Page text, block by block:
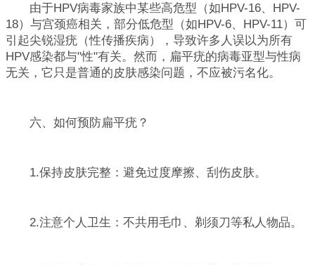
由于HPV病毒家族中某些高危型（如HPV-16、HPV-
18）与宫颈癌相关，部分低危型（如HPV-6、HPV-11）可
引起尖锐湿疣（性传播疾病），导致许多人误以为所有
HPV感染都与"性"有关。然而，扁平疣的病毒亚型与性病
无关，它只是普通的皮肤感染问题，不应被污名化。
六、如何预防扁平疣？
1.保持皮肤完整：避免过度摩擦、刮伤皮肤。
2.注意个人卫生：不共用毛巾、剃须刀等私人物品。